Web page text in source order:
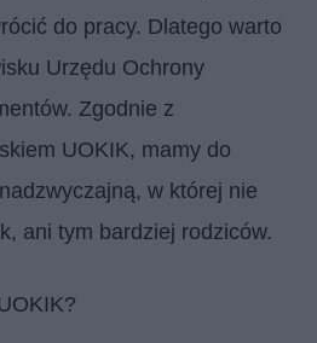
do pracy. Dlatego warto
Urzędu Ochrony
Zgodnie z
UOKIK, mamy do
w której nie
ani tym bardziej rodziców.